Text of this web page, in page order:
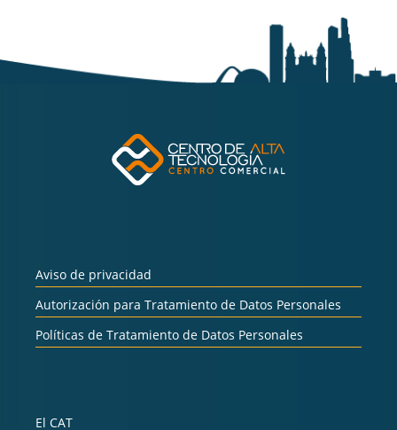
Aviso de privacidad
Autorización para Tratamiento de Datos Personales
Políticas de Tratamiento de Datos Personales
El CAT